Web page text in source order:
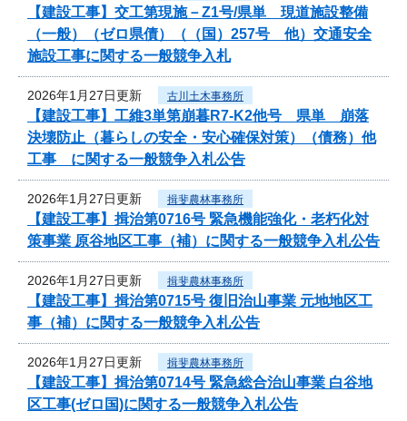
【建設工事】交工第現施－Z1号/県単 現道施設整備
（一般）（ゼロ県債）（（国）257号 他）交通安全
施設工事に関する一般競争入札
2026年1月27日更新 古川土木事務所
【建設工事】工維3単第崩暮R7-K2他号 県単 崩落
決壊防止（暮らしの安全・安心確保対策）（債務）他
工事 に関する一般競争入札公告
2026年1月27日更新 揖斐農林事務所
【建設工事】揖治第0716号 緊急機能強化・老朽化対
策事業 原谷地区工事（補）に関する一般競争入札公告
2026年1月27日更新 揖斐農林事務所
【建設工事】揖治第0715号 復旧治山事業 元地地区工
事（補）に関する一般競争入札公告
2026年1月27日更新 揖斐農林事務所
【建設工事】揖治第0714号 緊急総合治山事業 白谷地
区工事(ゼロ国)に関する一般競争入札公告